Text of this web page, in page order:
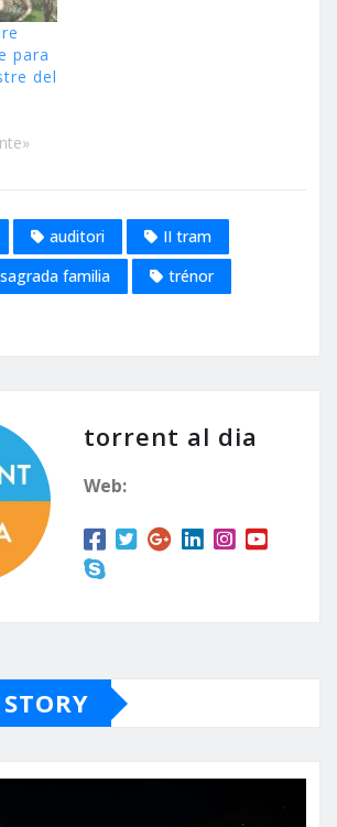
para
del
auditori
II tram
sagrada familia
trénor
torrent al dia
Web: